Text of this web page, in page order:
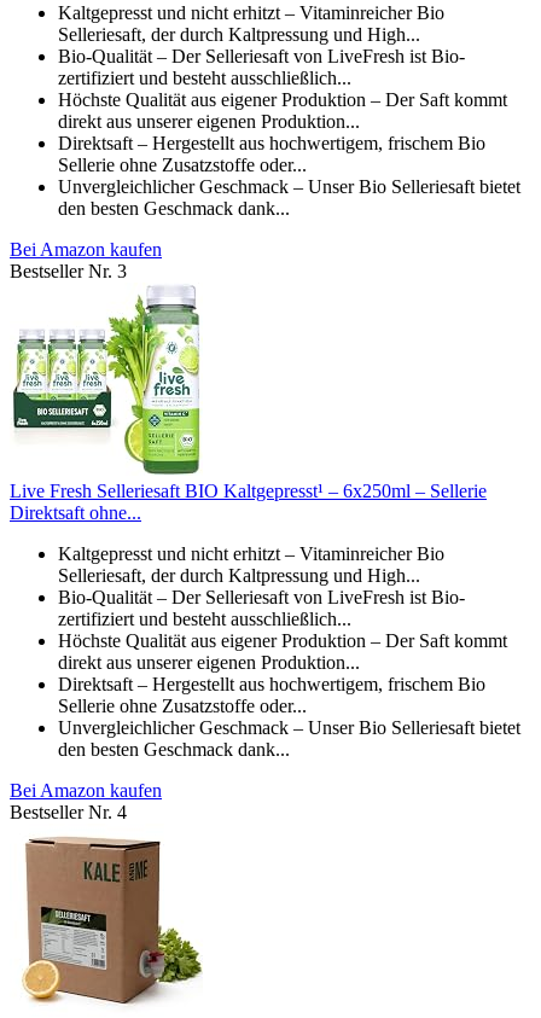
Kaltgepresst und nicht erhitzt – Vitaminreicher Bio
Selleriesaft, der durch Kaltpressung und High...
Bio-Qualität – Der Selleriesaft von LiveFresh ist Bio-
zertifiziert und besteht ausschließlich...
Höchste Qualität aus eigener Produktion – Der Saft kommt
direkt aus unserer eigenen Produktion...
Direktsaft – Hergestellt aus hochwertigem, frischem Bio
Sellerie ohne Zusatzstoffe oder...
Unvergleichlicher Geschmack – Unser Bio Selleriesaft bietet
den besten Geschmack dank...
Bei Amazon kaufen
Bestseller Nr. 3
Live Fresh Selleriesaft BIO Kaltgepresst¹ – 6x250ml – Sellerie
Direktsaft ohne...
Kaltgepresst und nicht erhitzt – Vitaminreicher Bio
Selleriesaft, der durch Kaltpressung und High...
Bio-Qualität – Der Selleriesaft von LiveFresh ist Bio-
zertifiziert und besteht ausschließlich...
Höchste Qualität aus eigener Produktion – Der Saft kommt
direkt aus unserer eigenen Produktion...
Direktsaft – Hergestellt aus hochwertigem, frischem Bio
Sellerie ohne Zusatzstoffe oder...
Unvergleichlicher Geschmack – Unser Bio Selleriesaft bietet
den besten Geschmack dank...
Bei Amazon kaufen
Bestseller Nr. 4